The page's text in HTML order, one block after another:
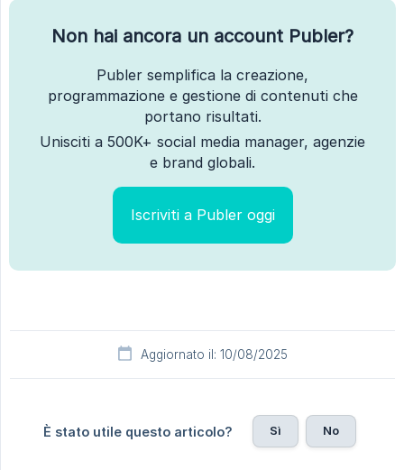
Non hai ancora un account Publer?
Publer semplifica la creazione,
programmazione e gestione di contenuti che
portano risultati.
Unisciti a 500K+ social media manager, agenzie
e brand globali.
Iscriviti a Publer oggi
Aggiornato il: 10/08/2025
È stato utile questo articolo? Sì No